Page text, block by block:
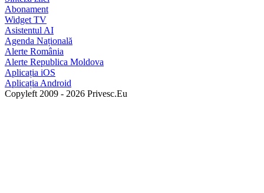
Abonament
Widget TV
Asistentul AI
Agenda Națională
Alerte România
Alerte Republica Moldova
Aplicația iOS
Aplicația Android
Copyleft 2009 - 2026 Privesc.Eu